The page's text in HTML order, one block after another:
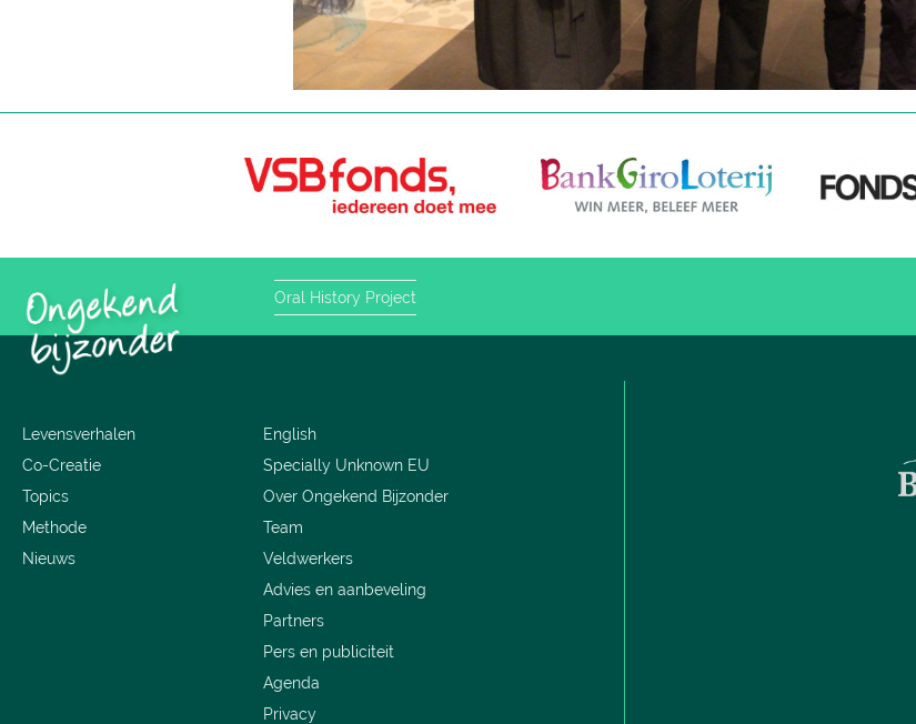
Oral History Project
Levensverhalen
Co-Creatie
Topics
Methode
Nieuws
English
Specially Unknown EU
Over Ongekend Bijzonder
Team
Veldwerkers
Advies en aanbeveling
Partners
Pers en publiciteit
Agenda
Privacy